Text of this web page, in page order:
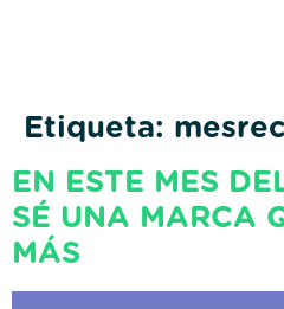
Etiqueta:
EN ESTE MES
SÉ UNA MARCA
MÁS